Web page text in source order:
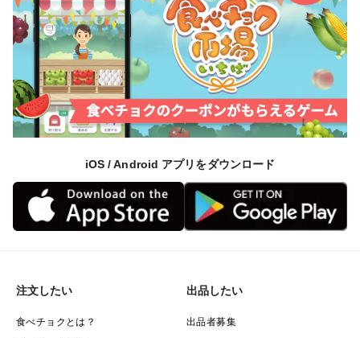
iOS / Android アプリをダウンロード
注文したい
食べチョクとは？
出品したい
出品者募集